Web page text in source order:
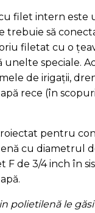
filet intern este
trebuie să
filetat cu o
unelte speciale.
de irigații,
rece (în
pentru
cu diametrul
F de 3/4 inch în
polietilenă le